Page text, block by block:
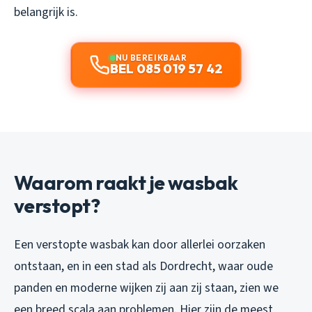
belangrijk is.
NU BEREIKBAAR
BEL 085 019 57 42
Waarom raakt je wasbak
verstopt?
Een verstopte wasbak kan door allerlei oorzaken
ontstaan, en in een stad als Dordrecht, waar oude
panden en moderne wijken zij aan zij staan, zien we